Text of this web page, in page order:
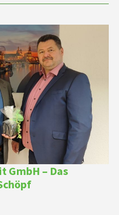
GmbH – Das